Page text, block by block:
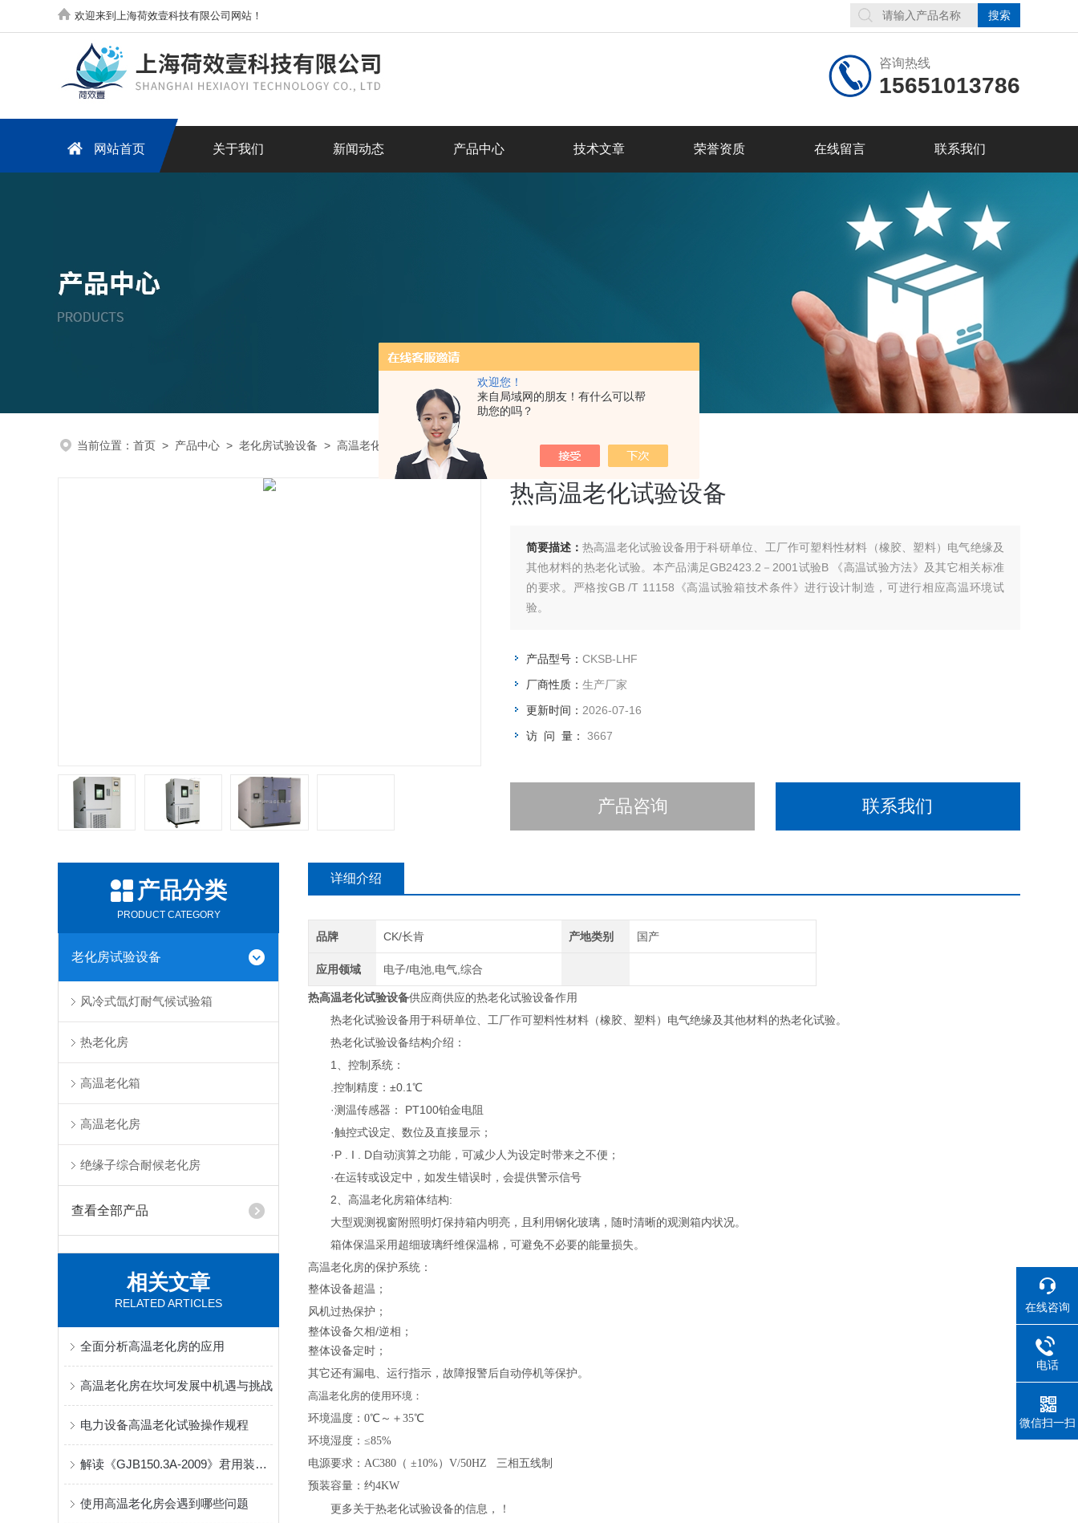
欢迎您！
来自局域网的朋友！有什么可以帮
助您的吗？
欢迎来到上海荷效壹科技有限公司网站！
咨询热线
15651013786
网站首页 关于我们 新闻动态 产品中心 技术文章 荣誉资质 在线留言 联系我们
当前位置： 首页 > 产品中心 > 老化房试验设备 > 高温老化房 CKSB-LHF热高温老化试验设备
热高温老化试验设备
简要描述： 热高温老化试验设备用于科研单位、工厂作可塑料性材料（橡胶、塑料）电气绝缘及
其他材料的热老化试验。本产品满足GB2423.2－2001试验B 《高温试验方法》及其它相关标准
的要求。严格按GB /T 11158《高温试验箱技术条件》进行设计制造，可进行相应高温环境试
验。
产品型号： CKSB-LHF
厂商性质： 生产厂家
更新时间： 2026-07-16
访 问 量： 3667
产品咨询 联系我们
产品分类
PRODUCT CATEGORY
老化房试验设备
风冷式氙灯耐气候试验箱
热老化房
高温老化箱
高温老化房
绝缘子综合耐候老化房
查看全部产品
相关文章
RELATED ARTICLES
全面分析高温老化房的应用
高温老化房在坎坷发展中机遇与挑战
电力设备高温老化试验操作规程
解读《GJB150.3A-2009》君用装备的高温老化试验
使用高温老化房会遇到哪些问题
详细介绍
品牌 CK/长肯 产地类别 国产
应用领域 电子/电池,电气,综合
热高温老化试验设备供应商供应的热老化试验设备作用
热老化试验设备用于科研单位、工厂作可塑料性材料（橡胶、塑料）电气绝缘及其他材料的热老化试验。
热老化试验设备结构介绍：
1、控制系统：
.控制精度：±0.1℃
·测温传感器： PT100铂金电阻
·触控式设定、数位及直接显示；
·P . I . D自动演算之功能，可减少人为设定时带来之不便；
·在运转或设定中，如发生错误时，会提供警示信号
2、高温老化房箱体结构:
大型观测视窗附照明灯保持箱内明亮，且利用钢化玻璃，随时清晰的观测箱内状况。
箱体保温采用超细玻璃纤维保温棉，可避免不必要的能量损失。
高温老化房的保护系统：
整体设备超温；
风机过热保护；
整体设备欠相/逆相；
整体设备定时；
其它还有漏电、运行指示，故障报警后自动停机等保护。
高温老化房的使用环境：
环境温度：0℃～＋35℃
环境湿度：≤85%
电源要求：AC380（ ±10%）V/50HZ 三相五线制
预装容量： 约4KW
更多关于热老化试验设备的信息，！
在线咨询
电话
微信扫一扫